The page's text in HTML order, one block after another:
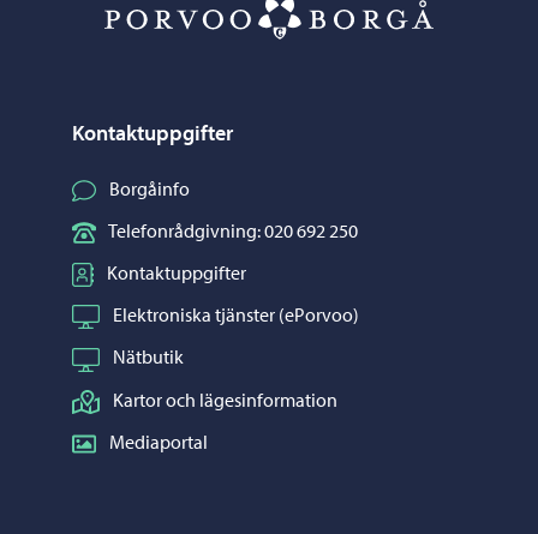
Kontaktuppgifter
Borgåinfo
Telefonrådgivning: 020 692 250
Kontaktuppgifter
Elektroniska tjänster (ePorvoo)
Nätbutik
Kartor och lägesinformation
Mediaportal